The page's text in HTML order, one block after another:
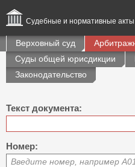
Судебные и нормативные
Верховный суд
Суды общей юрисдикции
Законодательство
Текст документа:
Номер:
Введите номер, например